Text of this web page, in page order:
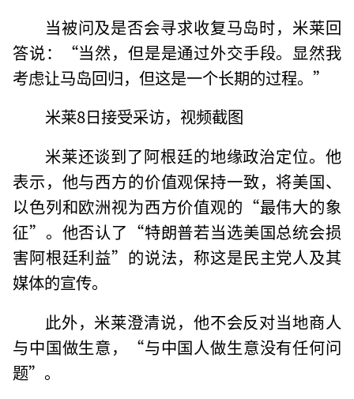
当被问及是否会寻求收复马岛时，米莱回
答说：“当然，但是是通过外交手段。显然我
考虑让马岛回归，但这是一个长期的过程。”
米莱8日接受采访，视频截图
米莱还谈到了阿根廷的地缘政治定位。他
表示，他与西方的价值观保持一致，将美国、
以色列和欧洲视为西方价值观的“最伟大的象
征”。他否认了“特朗普若当选美国总统会损
害阿根廷利益”的说法，称这是民主党人及其
媒体的宣传。
此外，米莱澄清说，他不会反对当地商人
与中国做生意，“与中国人做生意没有任何问
题”。